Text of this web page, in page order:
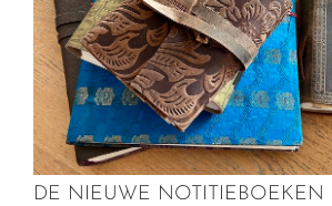
DE NIEUWE NOTITIEBOEKEN